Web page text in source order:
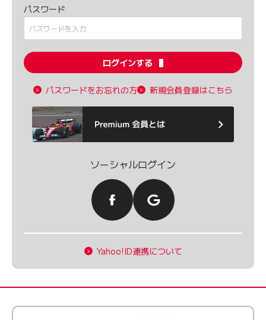
パスワード
ログインする
パスワードをお忘れの方 新規会員登録はこちら
ソーシャルログイン
Yahoo!ID連携について